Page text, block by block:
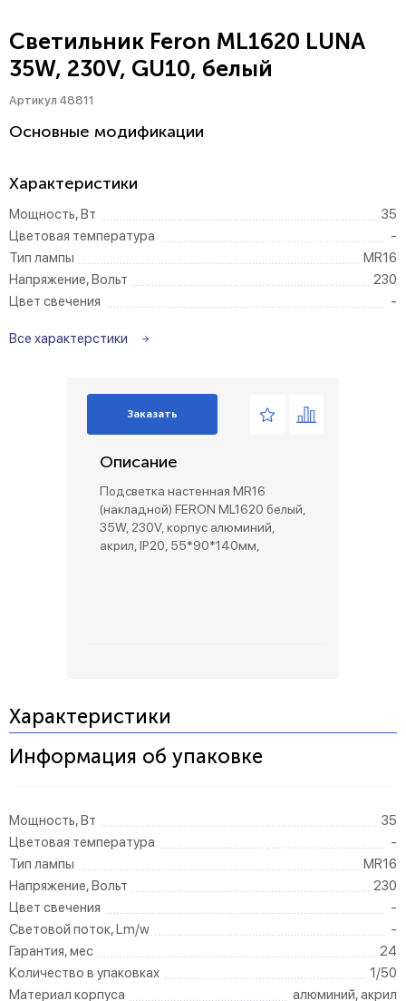
Светильник Feron ML1620 LUNA
35W, 230V, GU10, белый
Артикул 48811
Основные модификации
Характеристики
Мощность, Вт
35
Цветовая температура
-
Тип лампы
MR16
Напряжение, Вольт
230
Цвет свечения
-
Все характерстики
Заказать
Описание
Подсветка настенная MR16
(накладной) FERON ML1620 белый,
35W, 230V, корпус алюминий,
акрил, IP20, 55*90*140мм,
Характеристики
Информация об упаковке
Мощность, Вт
35
Цветовая температура
-
Тип лампы
MR16
Напряжение, Вольт
230
Цвет свечения
-
Световой поток, Lm/w
-
Гарантия, мес
24
Количество в упаковках
1/50
Материал корпуса
алюминий, акрил